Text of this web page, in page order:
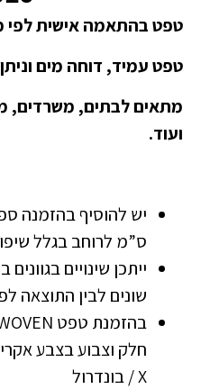
טפט בהתאמה אישית לפי
טפט עמיד, דוחה מים
מתאים לבתים, משרדים,
ועוד.
ס”מ לרוחב בגלל
ייתכן שינויים
שונים לבין התוצאה
חלק וצבוע בצבע
X / בונדרול